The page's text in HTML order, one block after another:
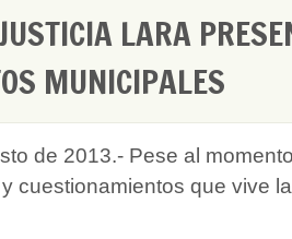
LARA
MUNICIPALES
de 2013.- Pese al
cuestionamientos que vive la